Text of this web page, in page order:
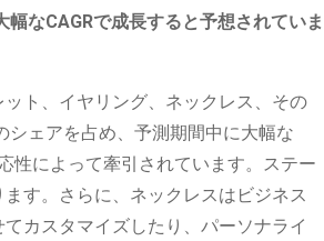
なCAGRで成長すると予想されていま
ト、イヤリング、ネックレス、その
ェアを占め、予測期間中に大幅な
性によって牽引されています。ステー
す。さらに、ネックレスはビジネス
カスタマイズしたり、パーソナライ